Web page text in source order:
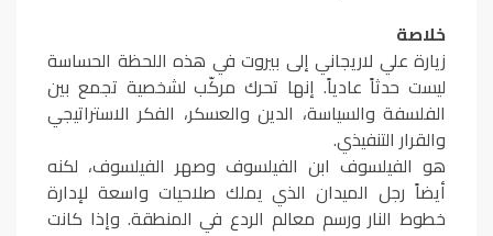
خلاصة
زيارة علي لاريجاني إلى بيروت في هذه اللحظة الحساسة
ليست حدثاً عادياً. إنها تحرك مركّب لشخصية تجمع بين
الفلسفة والسياسة، الدين والعسكر، الفكر الاستراتيجي
والقرار التنفيذي.
هو الفيلسوف ابن الفيلسوف وصهر الفيلسوف، لكنه
أيضاً رجل الميدان الذي يملك صلاحيات واسعة لإدارة
خطوط النار ورسم معالم الردع في المنطقة. وإذا كانت